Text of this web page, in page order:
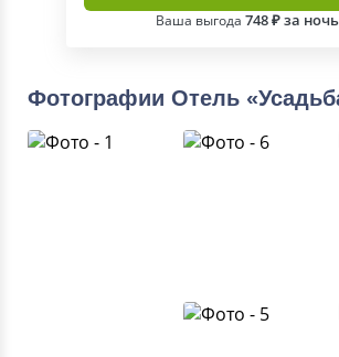
Ваша выгода 748 ₽ за ночь
Фотографии Отель